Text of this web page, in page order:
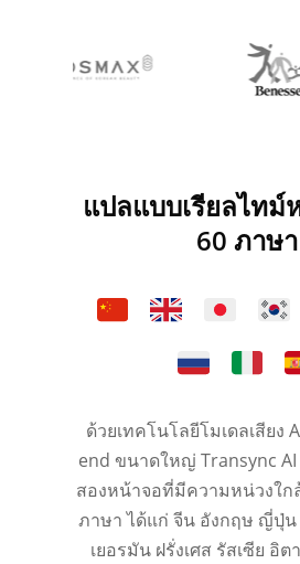
แปลแบบเรียลไทม์
60 ภาษา
ด้วยเทคโนโลยีโมเดลเสียง
end ขนาดใหญ่ Transync
สองหน้าจอที่มีความหน่วงใก
ภาษา ได้แก่ จีน อังกฤษ ญี่ปุ่น
เยอรมัน ฝรั่งเศส รัสเซีย อิ